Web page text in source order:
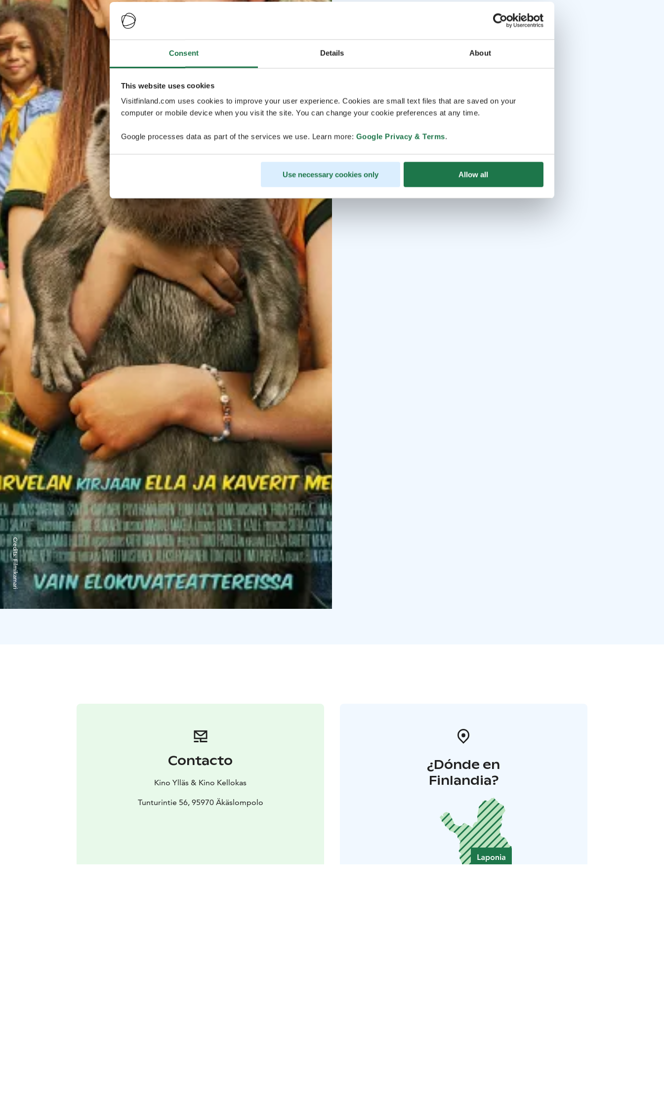
Consent Details About
This website uses cookies
Visitfinland.com uses cookies to improve your user experience. Cookies are small text files that are saved on your
computer or mobile device when you visit the site. You can change your cookie preferences at any time.
Google processes data as part of the services we use. Learn more: Google Privacy & Terms.
Use necessary cookies only Allow all
Credits:
Filmikamari
Contacto
Kino Ylläs & Kino Kellokas
Tunturintie 56, 95970 Äkäslompolo
¿Dónde en
Finlandia?